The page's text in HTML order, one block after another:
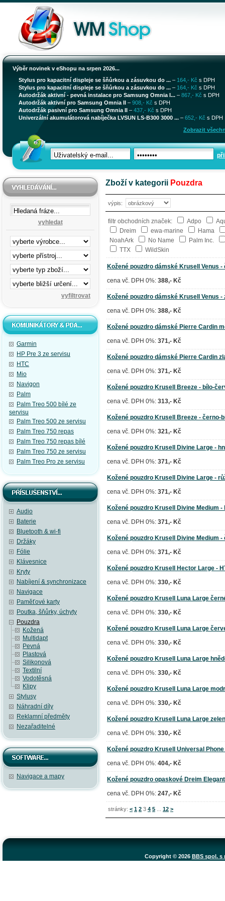
Výběr novinek v eShopu na srpen 2026...
Stylus pro kapacitní displeje se šňůrkou a zásuvkou do ... – 164,- Kč s DPH
Stylus pro kapacitní displeje se šňůrkou a zásuvkou do ... – 164,- Kč s DPH
Autodržák aktivní - pevná instalace pro Samsung Omnia I... – 867,- Kč s DPH
Autodržák aktivní pro Samsung Omnia II – 908,- Kč s DPH
Autodržák pasivní pro Samsung Omnia II – 437,- Kč s DPH
Univerzální akumulátorová nabíječka LVSUN LS-B300 3000 ... – 652,- Kč s DPH
Zobrazit
vyhledat
Garmin
HP Pre 3 ze servisu
HTC
Mio
Navigon
Palm
Palm Treo 500 bílé ze
servisu
Palm Treo 500 ze servisu
Palm Treo 750 repas
Palm Treo 750 repas bílé
Palm Treo 750 ze servisu
Palm Treo Pro ze servisu
Audio
Baterie
Bluetooth & wi-fi
Držáky
Fólie
Klávesnice
Kryty
Nabíjení & synchronizace
Navigace
Paměťové karty
Poutka, šňůrky, úchyty
Pouzdra
Kožená
Multidapt
Pevná
Plastová
Silikonová
Textilní
Vodotěsná
Klipy
Stylusy
Náhradní díly
Reklamní předměty
Nezařaditelné
Navigace a mapy
Zboží v kategorii Pouzdra
výpis:
filtr obchodních značek: Adpo
Dreim
ewa-marine
Hama
NoahArk
No Name
Palm Inc.
TTX
WildSkin
Kožené pouzdro dámské Krusell Venus -
cena vč. DPH 0%: 388,- Kč
Kožené pouzdro dámské Krusell Venus -
cena vč. DPH 0%: 388,- Kč
Kožené pouzdro dámské Pierre Cardin
cena vč. DPH 0%: 371,- Kč
Kožené pouzdro dámské Pierre Cardin
cena vč. DPH 0%: 371,- Kč
Kožené pouzdro Krusell Breeze - bílo-
cena vč. DPH 0%: 313,- Kč
Kožené pouzdro Krusell Breeze - černo-
cena vč. DPH 0%: 321,- Kč
Kožené pouzdro Krusell Divine Large -
cena vč. DPH 0%: 371,- Kč
Kožené pouzdro Krusell Divine Large -
cena vč. DPH 0%: 371,- Kč
Kožené pouzdro Krusell Divine Medium -
cena vč. DPH 0%: 371,- Kč
Kožené pouzdro Krusell Divine Medium -
cena vč. DPH 0%: 371,- Kč
Kožené pouzdro Krusell Hector Large -
cena vč. DPH 0%: 330,- Kč
Kožené pouzdro Krusell Luna Large
cena vč. DPH 0%: 330,- Kč
Kožené pouzdro Krusell Luna Large
cena vč. DPH 0%: 330,- Kč
Kožené pouzdro Krusell Luna Large
cena vč. DPH 0%: 330,- Kč
Kožené pouzdro Krusell Luna Large
cena vč. DPH 0%: 330,- Kč
Kožené pouzdro Krusell Luna Large
cena vč. DPH 0%: 330,- Kč
Kožené pouzdro Krusell Universal
cena vč. DPH 0%: 404,- Kč
Kožené pouzdro opaskové Dreim
cena vč. DPH 0%: 247,- Kč
stránky: < 1 2 3 4 5 12 >
Copyright © 2026 BBS spol. s